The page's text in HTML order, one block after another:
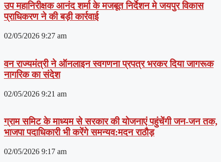
उप महानिरीक्षक आनंद शर्मा के मजबूत निर्देशन मे जयपुर विकास
प्राधिकरण ने की बड़ी कार्रवाई
02/05/2026 9:27 am
वन राज्यमंत्री ने ऑनलाइन स्वगणना प्रपत्र भरकर दिया जागरूक
नागरिक का संदेश
02/05/2026 9:21 am
ग्राम समिट के माध्यम से सरकार की योजनाएं पहुंचेंगी जन-जन तक,
भाजपा पदाधिकारी भी करेंगे समन्यव:मदन राठौड़
02/05/2026 9:17 am